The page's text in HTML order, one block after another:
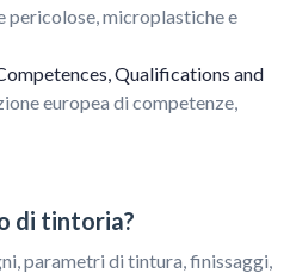
pericolose, microplastiche e
Qualifications and
europea di competenze,
di tintoria?
parametri di tintura, finissaggi,